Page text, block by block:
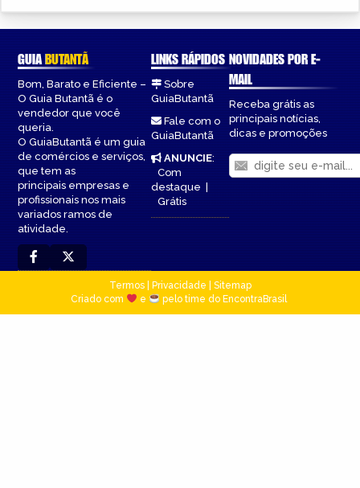
GUIABUTANTÃ
Bom, Barato e Eficiente –
O Guia Butantã é o
vendedor que você
queria.
O GuiaButantã é um guia
de comércios e serviços,
que tem as
principais empresas e
profissionais nos mais
variados ramos de
atividade.
LINKS RÁPIDOS
Sobre
GuiaButantã
Fale com o
GuiaButantã
ANUNCIE:
Com
destaque|
Grátis
NOVIDADES POR E-
MAIL
Receba grátis as
principais notícias,
dicas e promoções
Termos| Privacidade
Sitemap
Criado com
e pelo time do EncontraBrasil